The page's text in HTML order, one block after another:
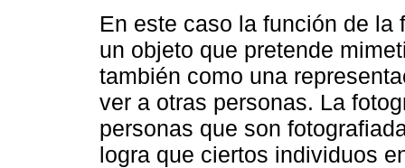
En este caso la función de
un objeto que pretende
también como una
ver a otras personas. La
personas que son
logra que ciertos individuos